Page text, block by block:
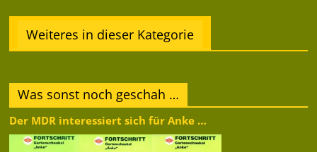
Weiteres in dieser Kategorie
Was sonst noch geschah …
Der MDR interessiert sich für Anke …